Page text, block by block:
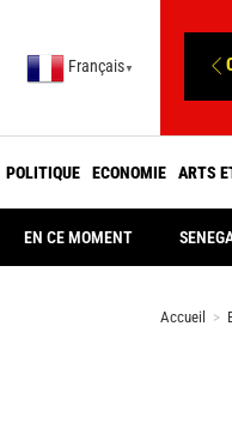
Français ▼
POLITIQUE ECONOMIE ARTS
EN CE MOMENT
Accueil >